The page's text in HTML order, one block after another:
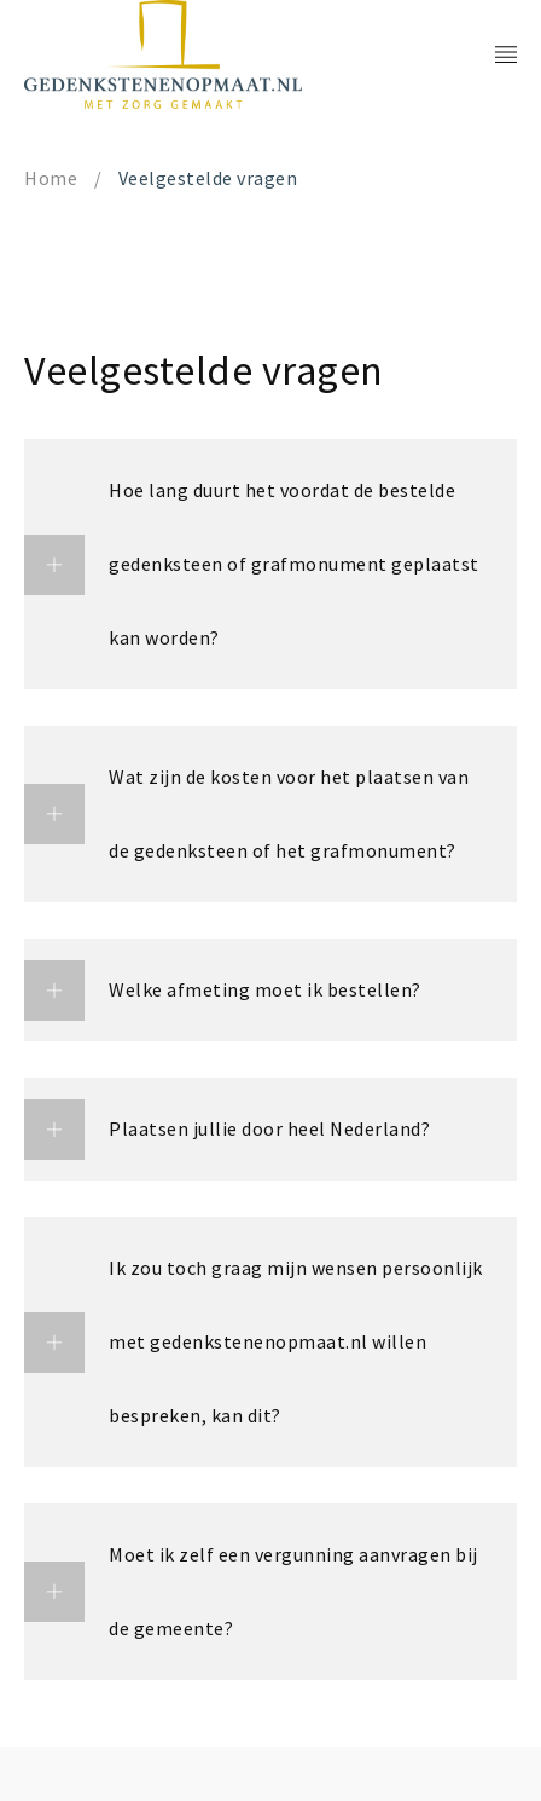
Home / Veelgestelde vragen
Veelgestelde vragen
Hoe lang duurt het voordat de bestelde
gedenksteen of grafmonument geplaatst
kan worden?
Wat zijn de kosten voor het plaatsen van
de gedenksteen of het grafmonument?
Welke afmeting moet ik bestellen?
Plaatsen jullie door heel Nederland?
Ik zou toch graag mijn wensen persoonlijk
met gedenkstenenopmaat.nl willen
bespreken, kan dit?
Moet ik zelf een vergunning aanvragen bij
de gemeente?